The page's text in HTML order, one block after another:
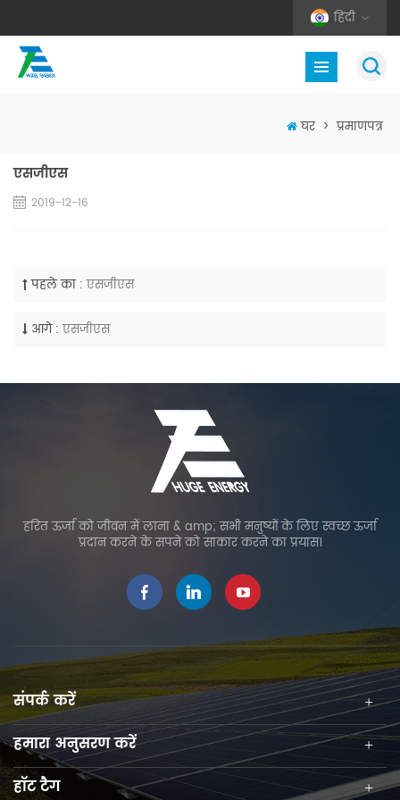
हिंदी
घर > प्रमाणपत्र
एसजीएस
2019-12-16
पहले का : एसजीएस
आगे : एसजीएस
हरित ऊर्जा को जीवन में लाना & amp; सभी मनुष्यों के लिए स्वच्छ ऊर्जा
प्रदान करने के सपने को साकार करने का प्रयास।
संपर्क करें
हमारा अनुसरण करें
हॉट टैग